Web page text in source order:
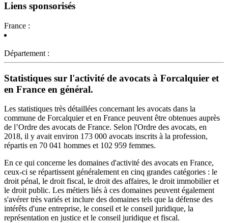
Liens sponsorisés
France :
Département :
Statistiques sur l'activité de avocats à Forcalquier et
en France en général.
Les statistiques très détaillées concernant les avocats dans la
commune de Forcalquier et en France peuvent être obtenues auprès
de l’Ordre des avocats de France. Selon l'Ordre des avocats, en
2018, il y avait environ 173 000 avocats inscrits à la profession,
répartis en 70 041 hommes et 102 959 femmes.
En ce qui concerne les domaines d'activité des avocats en France,
ceux-ci se répartissent généralement en cinq grandes catégories : le
droit pénal, le droit fiscal, le droit des affaires, le droit immobilier et
le droit public. Les métiers liés à ces domaines peuvent également
s'avérer très variés et inclure des domaines tels que la défense des
intérêts d'une entreprise, le conseil et le conseil juridique, la
représentation en justice et le conseil juridique et fiscal.